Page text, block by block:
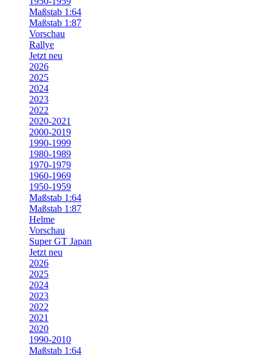
Maßstab 1:64
Maßstab 1:87
Vorschau
Rallye
Jetzt neu
2026
2025
2024
2023
2022
2020-2021
2000-2019
1990-1999
1980-1989
1970-1979
1960-1969
1950-1959
Maßstab 1:64
Maßstab 1:87
Helme
Vorschau
Super GT Japan
Jetzt neu
2026
2025
2024
2023
2022
2021
2020
1990-2010
Maßstab 1:64